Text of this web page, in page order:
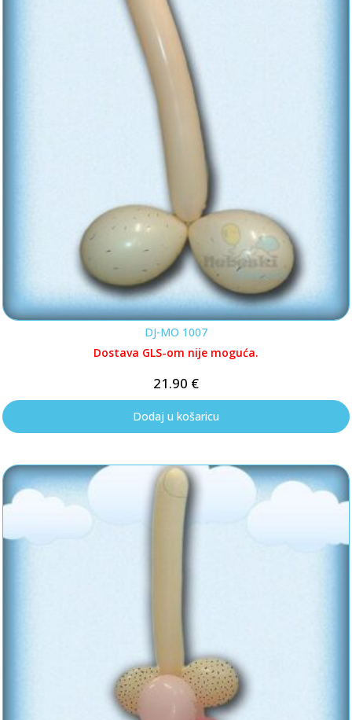
DJ-MO 1007
Dostava GLS-om nije moguća.
21.90 €
Dodaj u košaricu